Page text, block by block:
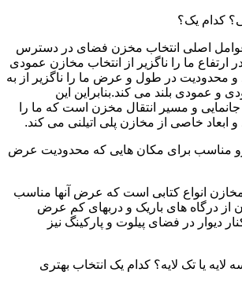
کدام یک؟
عوامل اصلی انتخاب مخزن فضای در دسترس
ارتفاع ما را ناگزیر از انتخاب مخازن عمودی
و محدودیت در طول و عرض ما را ناگزیر از به
و عمودی بلند می کند.بنابراین این
و مسیر انتقال مخزن است که ما را
ابعاد خاصی از مخازن پلی اتیلنی می کند.
مناسب برای مکان هایی که محدودیت عرض
انواع کتابی است که عرض آنها مناسب
از درگاه های باریک و دربهای کم عرض
دیوار در فضای پیلوت و پارکینگ نیز
لایه یا تک لایه؟ کدام یک انتخاب بهتری